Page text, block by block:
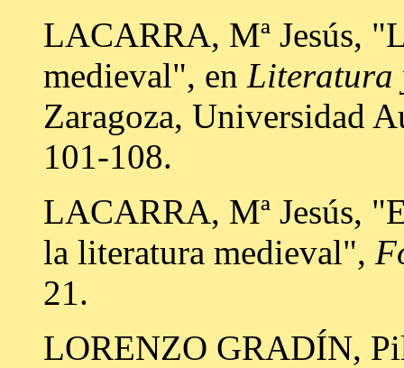
LACARRA, Mª Jesús,
medieval", en Literatura
Zaragoza, Universidad
101-108.
LACARRA, Mª Jesús,
la literatura medieval",
21.
LORENZO GRADÍN,